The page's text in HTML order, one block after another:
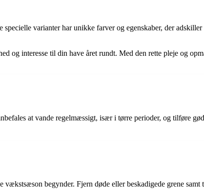
varianter har unikke farver og egenskaber, der
og interesse til din have året rundt. Med den rette pleje og
at vande regelmæssigt, især i tørre perioder, og tilføre
begynder. Fjern døde eller beskadigede grene